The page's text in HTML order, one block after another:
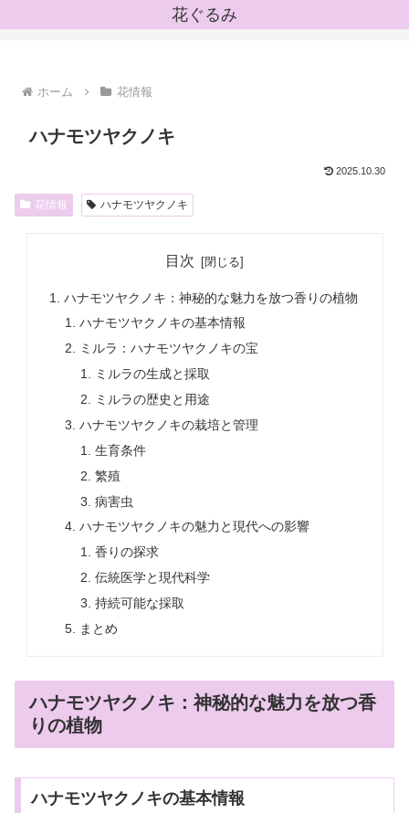
花ぐるみ
ホーム 花情報
ハナモツヤクノキ
2025.10.30
花情報 ハナモツヤクノキ
目次
ハナモツヤクノキ：神秘的な魅力を放つ香りの植物
ハナモツヤクノキの基本情報
ミルラ：ハナモツヤクノキの宝
ミルラの生成と採取
ミルラの歴史と用途
ハナモツヤクノキの栽培と管理
生育条件
繁殖
病害虫
ハナモツヤクノキの魅力と現代への影響
香りの探求
伝統医学と現代科学
持続可能な採取
まとめ
ハナモツヤクノキ：神秘的な魅力を放つ香
りの植物
ハナモツヤクノキの基本情報